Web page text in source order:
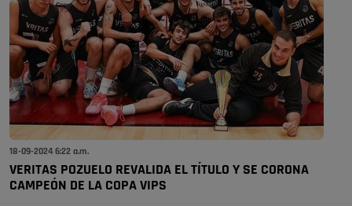
18-09-2024 6:22 a.m.
VERITAS POZUELO REVALIDA EL TÍTULO Y SE CORONA
CAMPEÓN DE LA COPA VIPS